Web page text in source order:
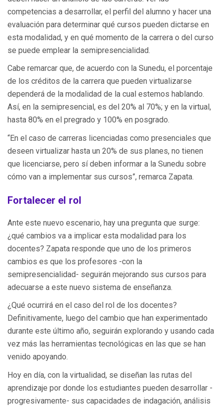
competencias a desarrollar, el perfil del alumno y hacer una
evaluación para determinar qué cursos pueden dictarse en
esta modalidad, y en qué momento de la carrera o del curso
se puede emplear la semipresencialidad.
Cabe remarcar que, de acuerdo con la Sunedu, el porcentaje
de los créditos de la carrera que pueden virtualizarse
dependerá de la modalidad de la cual estemos hablando.
Así, en la semipresencial, es del 20% al 70%; y en la virtual,
hasta 80% en el pregrado y 100% en posgrado.
“En el caso de carreras licenciadas como presenciales que
deseen virtualizar hasta un 20% de sus planes, no tienen
que licenciarse, pero sí deben informar a la Sunedu sobre
cómo van a implementar sus cursos”, remarca Zapata.
Fortalecer el rol
Ante este nuevo escenario, hay una pregunta que surge:
¿qué cambios va a implicar esta modalidad para los
docentes? Zapata responde que uno de los primeros
cambios es que los profesores -con la
semipresencialidad- seguirán mejorando sus cursos para
adecuarse a este nuevo sistema de enseñanza.
¿Qué ocurrirá en el caso del rol de los docentes?
Definitivamente, luego del cambio que han experimentado
durante este último año, seguirán explorando y usando cada
vez más las herramientas tecnológicas en las que se han
venido apoyando.
Hoy en día, con la virtualidad, se diseñan las rutas del
aprendizaje por donde los estudiantes pueden desarrollar -
progresivamente- sus capacidades de indagación, análisis